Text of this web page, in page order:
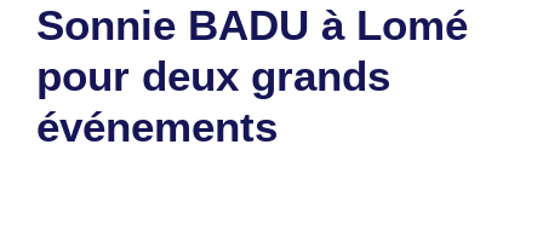
Sonnie BADU à Lomé
pour deux grands
événements